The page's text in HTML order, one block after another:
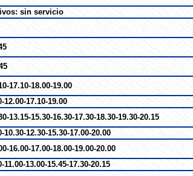
sin servicio
17.10-18.00-19.00
17.10-19.00
13.15-15.30-16.30-17.30-18.30-19.30-20.15
12.30-15.30-17.00-20.00
16.00-17.00-18.00-19.00-20.00
13.00-15.45-17.30-20.15